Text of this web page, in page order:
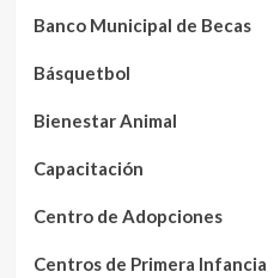
Banco Municipal de Becas
Básquetbol
Bienestar Animal
Capacitación
Centro de Adopciones
Centros de Primera Infancia